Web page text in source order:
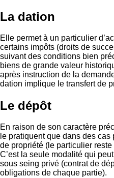
La dation
Elle permet à un particulier
certains impôts (droits de
suivant des conditions bien
biens de grande valeur
après instruction de la
dation implique le transfert de
Le dépôt
En raison de son caractère
le pratiquent que dans des
de propriété (le particulier
C’est la seule modalité qui
sous seing privé (contrat de
obligations de chaque partie).